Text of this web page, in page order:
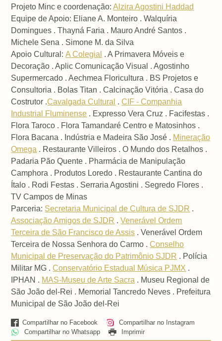
Projeto Minc e coordenação:Alzira Agostini Haddad
Equipe de Apoio: Eliane A. Monteiro . Walquíria
Domingues . Thayná Faria . Mauro André Santos .
Michele Sena . Simone M. da Silva
Apoio Cultural:A Colegial . A Primavera Móveis e
Decoração . Aplic Comunicação Visual . Agostinho
Supermercado . Aechmea Floricultura . BS Projetos e
Consultoria . Bolas Titan . Calcinação Vitória . Casa do
Costrutor .Cavalgada Cultural .CIF - Companhia
Industrial Fluminense . Expresso Vera Cruz . Facifestas .
Flora Taroco . Flora Tamandaré Centro e Matosinhos .
Flora Bacana . Indústria e Madeira São José . Mineração
Omega . Restaurante Villeiros . O Mundo dos Retalhos .
Padaria Pão Quente . Pharmácia de Manipulação
Camphora . Produtos Loredo . Restaurante Cantina do
Ítalo . Rodi Festas . Serraria Agostini . Segredo Flores .
TV Campos de Minas
Parceria: Secretaria Municipal de Cultura de SJDR .
Associação Amigos de SJDR .Venerável Ordem
Terceira de São Francisco de Assis . Venerável Ordem
Terceira de Nossa Senhora do Carmo .Conselho
Municipal de Preservação do Patrimônio SJDR . Polícia
Militar MG .Conservatório Estadual Música PJMX .
IPHAN . MAS-Museu de Arte Sacra . Museu Regional de
São João del-Rei . Memorial Tancredo Neves . Prefeitura
Municipal de São João del-Rei
Compartilhar no Facebook
Compartilhar no Instagram
Compartilhar no Whatsapp
Imprimir